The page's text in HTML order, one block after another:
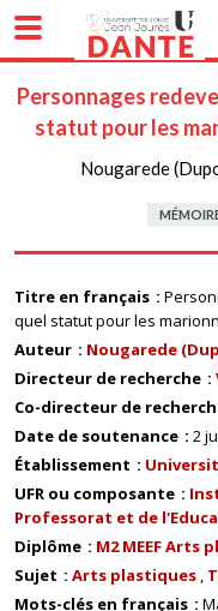
Personnages
statut pour les
Nougarede
Titre en français
quel statut pour les
Auteur
Nougarede
Directeur de recherche
Co-directeur de
Date de soutenance
2
Établissement
UFR ou composante
Professorat et de
Diplôme
M2 MEEF Arts
Sujet
Arts plastiques
Mots-clés en français